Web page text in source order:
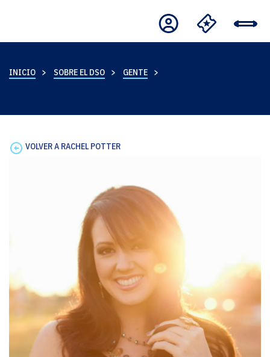
INICIO SOBRE EL DSO GENTE
VOLVER A RACHEL POTTER